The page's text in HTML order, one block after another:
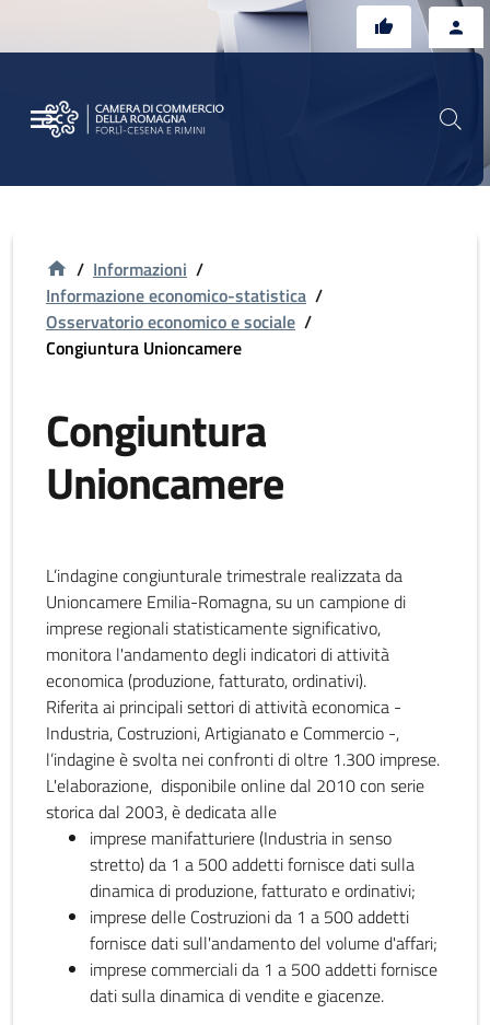
/ Informazioni /
Informazione economico-statistica /
Osservatorio economico e sociale /
Congiuntura Unioncamere
Congiuntura
Unioncamere
L’indagine congiunturale trimestrale realizzata da
Unioncamere Emilia-Romagna, su un campione di
imprese regionali statisticamente significativo,
monitora l'andamento degli indicatori di attività
economica (produzione, fatturato, ordinativi).
Riferita ai principali settori di attività economica -
Industria, Costruzioni, Artigianato e Commercio -,
l’indagine è svolta nei confronti di oltre 1.300 imprese.
L'elaborazione, disponibile online dal 2010 con serie
storica dal 2003, è dedicata alle
imprese manifatturiere (Industria in senso
stretto) da 1 a 500 addetti fornisce dati sulla
dinamica di produzione, fatturato e ordinativi;
imprese delle Costruzioni da 1 a 500 addetti
fornisce dati sull'andamento del volume d'affari;
imprese commerciali da 1 a 500 addetti fornisce
dati sulla dinamica di vendite e giacenze.